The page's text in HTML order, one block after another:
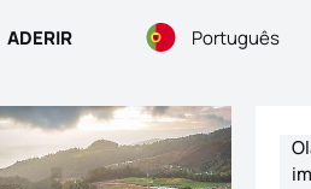
ADERIR Português